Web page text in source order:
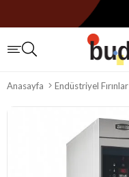
Anasayfa Endüstriyel Fırınlar